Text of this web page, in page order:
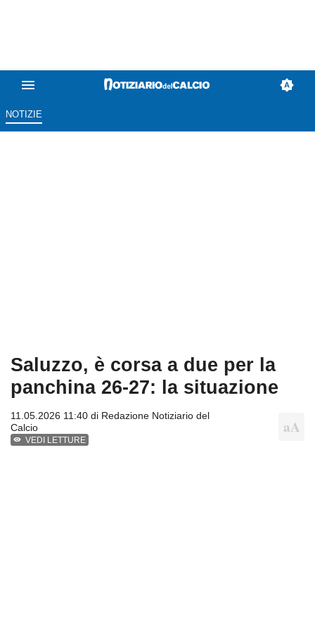
NOTIZIE
Saluzzo, è corsa a due per la
panchina 26-27: la situazione
11.05.2026 11:40 di Redazione Notiziario del
Calcio
VEDI LETTURE